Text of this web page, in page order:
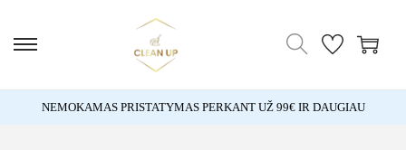
NEMOKAMAS PRISTATYMAS PERKANT UŽ 99€ IR DAUGIAU